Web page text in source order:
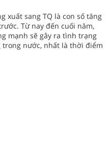
xuất sang TQ là con số tăng
Từ nay đến cuối năm,
mạnh sẽ gây ra tình trạng
nước, nhất là thời điểm